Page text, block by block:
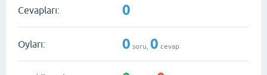
Cevapları: 0
Oyları: 0 soru, 0 cevap